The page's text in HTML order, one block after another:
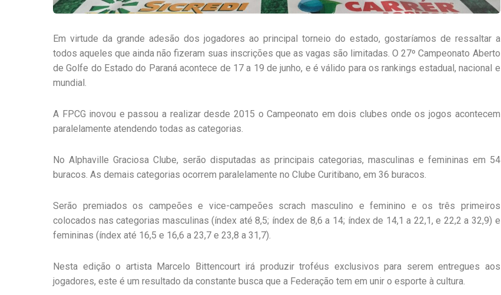
Em virtude da grande adesão dos jogadores ao principal torneio do estado, gostaríamos de ressaltar a
todos aqueles que ainda não fizeram suas inscrições que as vagas são limitadas. O 27º Campeonato Aberto
de Golfe do Estado do Paraná acontece de 17 a 19 de junho, e é válido para os rankings estadual, nacional e
mundial.
A FPCG inovou e passou a realizar desde 2015 o Campeonato em dois clubes onde os jogos acontecem
paralelamente atendendo todas as categorias.
No Alphaville Graciosa Clube, serão disputadas as principais categorias, masculinas e femininas em 54
buracos. As demais categorias ocorrem paralelamente no Clube Curitibano, em 36 buracos.
Serão premiados os campeões e vice-campeões scrach masculino e feminino e os três primeiros
colocados nas categorias masculinas (índex até 8,5; índex de 8,6 a 14; índex de 14,1 a 22,1, e 22,2 a 32,9) e
femininas (índex até 16,5 e 16,6 a 23,7 e 23,8 a 31,7).
Nesta edição o artista Marcelo Bittencourt irá produzir troféus exclusivos para serem entregues aos
jogadores, este é um resultado da constante busca que a Federação tem em unir o esporte à cultura.